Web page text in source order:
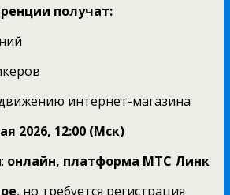
получат:
интернет-магазина
2026, 12:00 (Мск)
онлайн, платформа МТС Линк
, но требуется регистрация